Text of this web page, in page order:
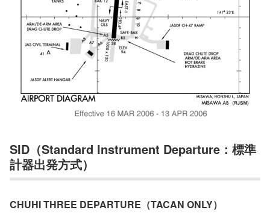
SID（Standard Instrument Departure：標準
計器出発方式）
CHUHI THREE DEPARTURE（TACAN ONLY）